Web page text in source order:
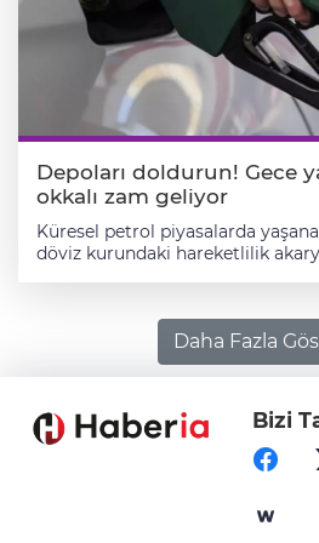
kuyruklar oluştururken, hükümet
yapılmaması için önlem aldı. Sektör kaynaklarından
edinilen bilgiye göre TÜPRAŞ
talimat doğrultusunda
yarısı bir değişiklik olmayacak.
Depoları doldurun! Gece
okkalı zam geliyor
Küresel petrol piyasalarda
döviz kurundaki hareketlilik
bandını aşarak son 7 ayın en
akaryakıt maliyetleri üzerinde
oluşturuyor. Bu gelişmelerin
Türkiye'de akaryakıt fiyatlarına
Salı günü motorin fiyatlarına 2
gelmesi bekleniyor. MOTORİNİN FİYATI 61 LİRAYI
AŞACAK İstanbul'da motorinin litre fiyatının 60,29
liraya, Ankara'da 61,42 liraya,
Daha Fazla
Bizi